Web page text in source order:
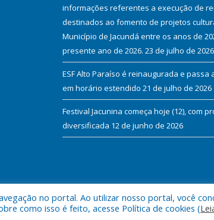
informações referentes a execução de
destinados ao fomento de projetos
Município de Jacundá entre os anos de
presente ano de 2026. 23 de julho de 2026
ESF Alto Paraíso é reinaugurada e passa
em horário estendido 21 de julho de 2026
Festival Jacunina começa hoje (12), com
diversificada 12 de junho de 2026
de Jacundá.
no portal. Ao utilizar nosso portal, você
como isso é feito, acesse Política de cookies (